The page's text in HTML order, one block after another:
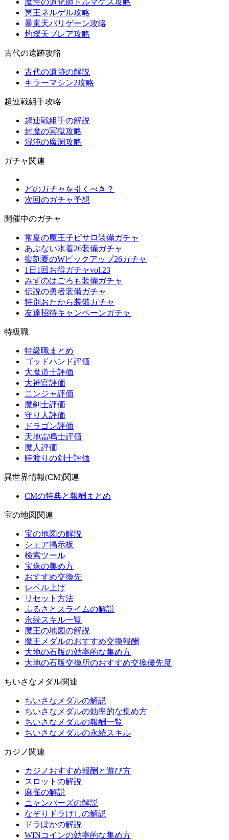
魔性の道化師ドルマゲス攻略
冥王ネルゲル攻略
暴嵐天バリゲーン攻略
灼爍天ブレア攻略
古代の遺跡攻略
古代の遺跡の解説
キラーマシン2攻略
超連戦組手攻略
超連戦組手の解説
封魔の冥獄攻略
混沌の魔洞攻略
ガチャ関連
どのガチャを引くべき？
次回のガチャ予想
開催中のガチャ
常夏の魔王子ピサロ装備ガチャ
あぶない水着26装備ガチャ
復刻夏のWピックアップ26ガチャ
1日1回お得ガチャvol.23
みずのはごろも装備ガチャ
伝説の勇者装備ガチャ
特別おたから装備ガチャ
友達招待キャンペーンガチャ
特級職
特級職まとめ
ゴッドハンド評価
大魔道士評価
大神官評価
ニンジャ評価
魔剣士評価
守り人評価
ドラゴン評価
天地雷鳴士評価
魔人評価
時渡りの剣士評価
異世界情報(CM)関連
CMの特典と報酬まとめ
宝の地図関連
宝の地図の解説
シェア掲示板
検索ツール
宝珠の集め方
おすすめ交換先
レベル上げ
リセット方法
ふるさとスライムの解説
永続スキル一覧
魔王の地図の解説
魔王メダルのおすすめ交換報酬
大地の石版の効率的な集め方
大地の石版交換所のおすすめ交換優先度
ちいさなメダル関連
ちいさなメダルの解説
ちいさなメダルの効率的な集め方
ちいさなメダルの報酬一覧
ちいさなメダルの永続スキル
カジノ関連
カジノおすすめ報酬と遊び方
スロットの解説
麻雀の解説
ニャンバーズの解説
なぞりドラけしの解説
ドラぽかの解説
WINコインの効率的な集め方